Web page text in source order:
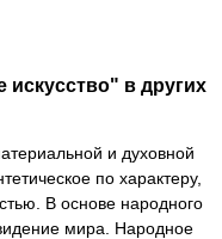
искусство" в других
и духовной
по характеру,
В основе народного
мира. Народное